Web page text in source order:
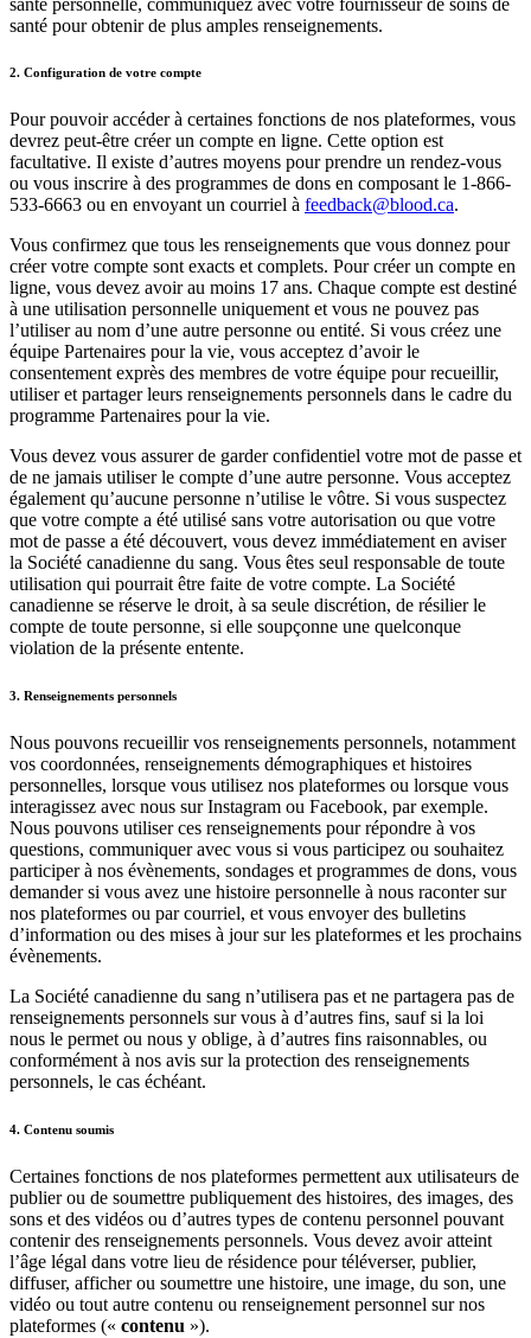
santé pour obtenir de plus amples renseignements.
2. Configuration de votre compte
Pour pouvoir accéder à certaines fonctions de nos plateformes, vous
devrez peut-être créer un compte en ligne. Cette option est
facultative. Il existe d’autres moyens pour prendre un rendez-vous
ou vous inscrire à des programmes de dons en composant le 1-866-
533-6663 ou en envoyant un courriel à feedback@blood.ca.
Vous confirmez que tous les renseignements que vous donnez pour
créer votre compte sont exacts et complets. Pour créer un compte en
ligne, vous devez avoir au moins 17 ans. Chaque compte est destiné
à une utilisation personnelle uniquement et vous ne pouvez pas
l’utiliser au nom d’une autre personne ou entité. Si vous créez une
équipe Partenaires pour la vie, vous acceptez d’avoir le
consentement exprès des membres de votre équipe pour recueillir,
utiliser et partager leurs renseignements personnels dans le cadre du
programme Partenaires pour la vie.
Vous devez vous assurer de garder confidentiel votre mot de passe et
de ne jamais utiliser le compte d’une autre personne. Vous acceptez
également qu’aucune personne n’utilise le vôtre. Si vous suspectez
que votre compte a été utilisé sans votre autorisation ou que votre
mot de passe a été découvert, vous devez immédiatement en aviser
la Société canadienne du sang. Vous êtes seul responsable de toute
utilisation qui pourrait être faite de votre compte. La Société
canadienne se réserve le droit, à sa seule discrétion, de résilier le
compte de toute personne, si elle soupçonne une quelconque
violation de la présente entente.
3. Renseignements personnels
Nous pouvons recueillir vos renseignements personnels, notamment
vos coordonnées, renseignements démographiques et histoires
personnelles, lorsque vous utilisez nos plateformes ou lorsque vous
interagissez avec nous sur Instagram ou Facebook, par exemple.
Nous pouvons utiliser ces renseignements pour répondre à vos
questions, communiquer avec vous si vous participez ou souhaitez
participer à nos évènements, sondages et programmes de dons, vous
demander si vous avez une histoire personnelle à nous raconter sur
nos plateformes ou par courriel, et vous envoyer des bulletins
d’information ou des mises à jour sur les plateformes et les prochains
évènements.
La Société canadienne du sang n’utilisera pas et ne partagera pas de
renseignements personnels sur vous à d’autres fins, sauf si la loi
nous le permet ou nous y oblige, à d’autres fins raisonnables, ou
conformément à nos avis sur la protection des renseignements
personnels, le cas échéant.
4. Contenu soumis
Certaines fonctions de nos plateformes permettent aux utilisateurs de
publier ou de soumettre publiquement des histoires, des images, des
sons et des vidéos ou d’autres types de contenu personnel pouvant
contenir des renseignements personnels. Vous devez avoir atteint
l’âge légal dans votre lieu de résidence pour téléverser, publier,
diffuser, afficher ou soumettre une histoire, une image, du son, une
vidéo ou tout autre contenu ou renseignement personnel sur nos
plateformes (« contenu »).